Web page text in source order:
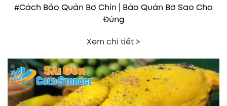
#Cách Bảo Quản Bơ Chín | Bảo Quản Bơ Sao Cho
Đúng
Xem chi tiết >